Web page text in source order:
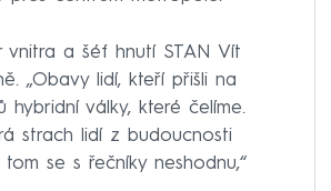
vnitra a šéf hnutí STAN Vít
„Obavy lidí, kteří přišli na
války, které čelíme.
strach lidí z budoucnosti
se s řečníky neshodnu,“